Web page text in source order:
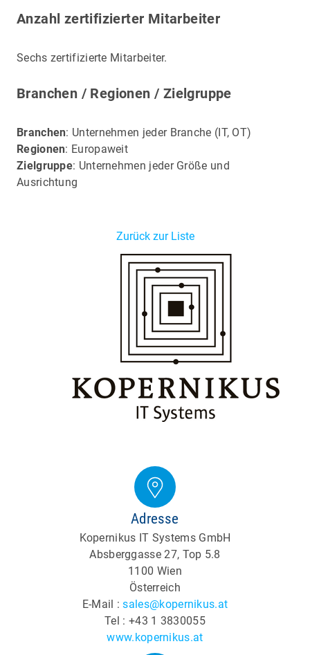
Anzahl zertifizierter Mitarbeiter
Sechs zertifizierte Mitarbeiter.
Branchen / Regionen / Zielgruppe
Branchen: Unternehmen jeder Branche (IT, OT)
Regionen: Europaweit
Zielgruppe: Unternehmen jeder Größe und
Ausrichtung
Zurück zur Liste
Adresse
Kopernikus IT Systems GmbH
Absberggasse 27, Top 5.8
1100 Wien
Österreich
E-Mail :sales@kopernikus.at
Tel : +43 1 3830055
www.kopernikus.at